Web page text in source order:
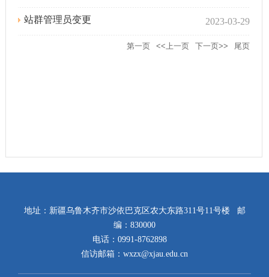
站群管理员变更 2023-03-29
第一页 <<上一页 下一页>> 尾页
地址：新疆乌鲁木齐市沙依巴克区农大东路311号11号楼 邮
编：830000
电话：0991-8762898
信访邮箱：wxzx@xjau.edu.cn